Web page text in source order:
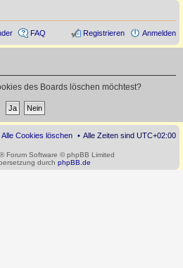
FAQ Anmelden
Registrieren
des Boards löschen möchtest?
Alle Zeiten sind UTC+02:00
Alle Cookies löschen
® Forum Software © phpBB Limited
durch phpBB.de